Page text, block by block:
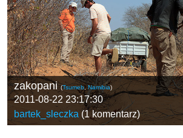
zakopani (Tsumeb,Namibia)
2011-08-22 23:17:30
bartek_sleczka (1 komentarz)